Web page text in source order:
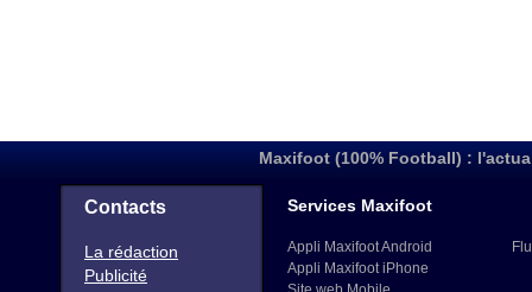
Maxifoot (100% Football) :
Contacts
La rédaction
Publicité
Services Maxifoot
Appli Maxifoot Android
Appli Maxifoot iPhone